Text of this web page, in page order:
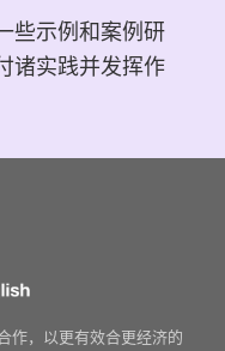
些示例和案例研
诸实践并发挥作
作，以更有效合更经济的